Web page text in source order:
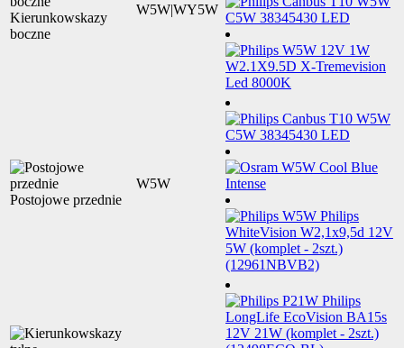
Kierunkowskazy
boczne
W5W|WY5W
Postojowe przednie
W5W